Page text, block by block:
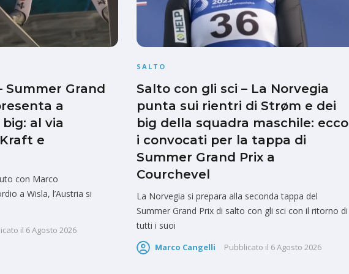
Summer Grand
a
al via
e
con Marco
a Wisla, l’Austria si
il 6 Agosto 2026
SALTO
Salto con gli sci – La Norvegia
punta sui rientri di Strøm e dei
big della squadra maschile: ecco
i convocati per la tappa di
Summer Grand Prix a
Courchevel
La Norvegia si prepara alla seconda tappa del
Summer Grand Prix di salto con gli sci con il ritorno di
tutti i suoi
Marco Cangelli Pubblicato il 6 Agosto 2026